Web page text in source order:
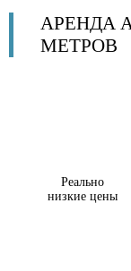
АРЕНДА
МЕТРОВ
Реально
низкие цены